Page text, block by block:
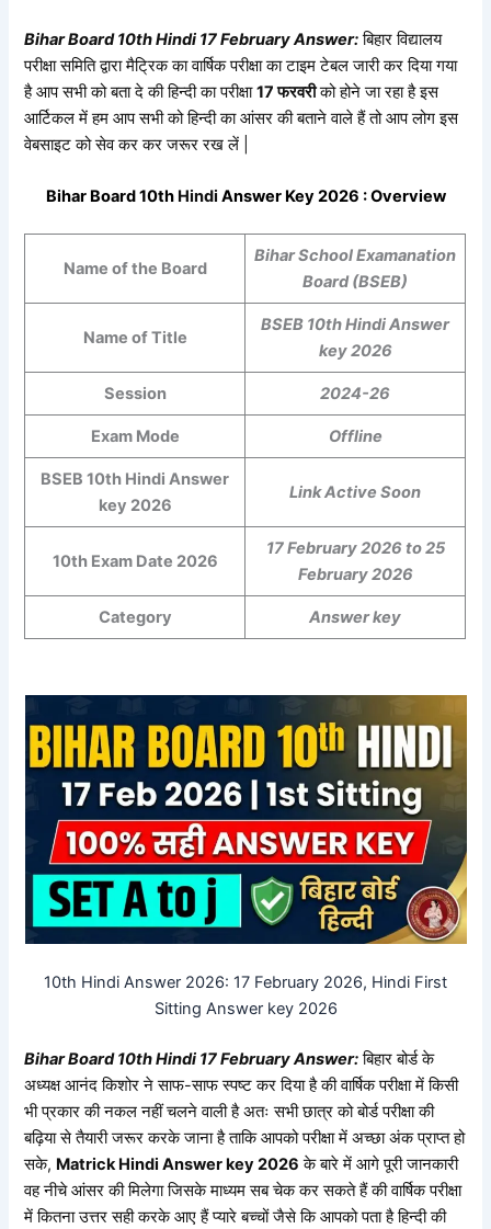
Bihar Board 10thHindi 17February Answer:बिहार विद्यालय
परीक्षा समिति द्वारा मैट्रिक का वार्षिक परीक्षा का टाइम टेबल जारी कर दिया गया
है आप सभी को बता दे की हिन्दी का परीक्षा17 फरवरीको होने जा रहा है इस
आर्टिकल में हम आप सभी कोहिन्दीका आंसर की बताने वाले हैं तो आप लोग इस
वेबसाइट को सेव कर कर जरूर रख लें |
Bihar Board 10th Hindi Answer Key 2026 : Overview
Name of the Board
Bihar School Examanation
Board (BSEB)
Name of Title
BSEB 10th Hindi Answer
key 2026
Session 2024-26
Exam Mode Offline
BSEB 10th Hindi Answer
key 2026
Link Active Soon
10th Exam Date 2026
17 February 2026 to 25
February 2026
Category Answer key
10th Hindi Answer 2026: 17 February 2026, Hindi First
Sitting Answer key 2026
Bihar Board 10thHindi 17February Answer:बिहार बोर्ड के
अध्यक्ष आनंद किशोर ने साफ-साफ स्पष्ट कर दिया है की वार्षिक परीक्षा में किसी
भी प्रकार की नकल नहीं चलने वाली है अतः सभी छात्र को बोर्ड परीक्षा की
बढ़िया से तैयारी जरूर करके जाना है ताकि आपको परीक्षा में अच्छा अंक प्राप्त हो
सके, Matrick Hindi Answer key 2026 के बारे में आगे पूरी जानकारी
वह नीचे आंसर की मिलेगा जिसके माध्यम सब चेक कर सकते हैं की वार्षिक परीक्षा
में कितना उत्तर सही करके आए हैं प्यारे बच्चों जैसे कि आपको पता हैहिन्दीकी